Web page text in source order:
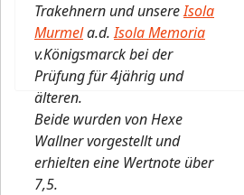
Trakehnern und unsereIsola
Murmela.d.Isola Memoria
v.Königsmarck bei der
Prüfung für 4jährig und
älteren.
Beide wurden von Hexe
Wallner vorgestellt und
erhielten eine Wertnote über
7,5.